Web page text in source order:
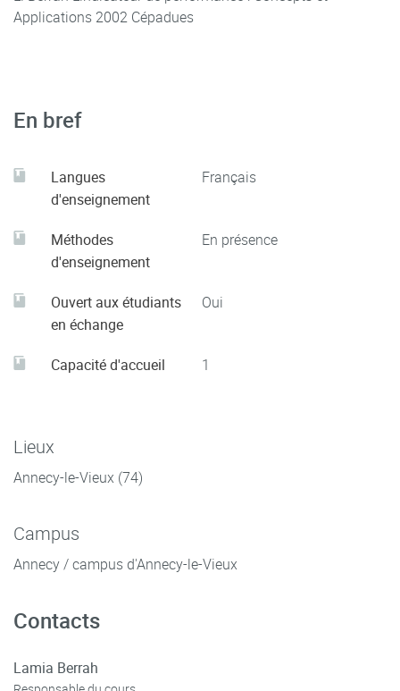
Applications 2002 Cépadues
En bref
Langues
d'enseignement
Français
Méthodes
d'enseignement
En présence
Ouvert aux étudiants
en échange
Oui
Capacité d'accueil 1
Lieux
Annecy-le-Vieux (74)
Campus
Annecy / campus d'Annecy-le-Vieux
Contacts
Lamia Berrah